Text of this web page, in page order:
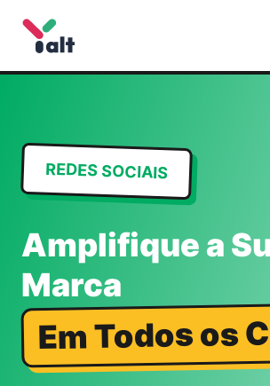
REDES SOCIAIS
Amplifique a
Marca
Em Todos os